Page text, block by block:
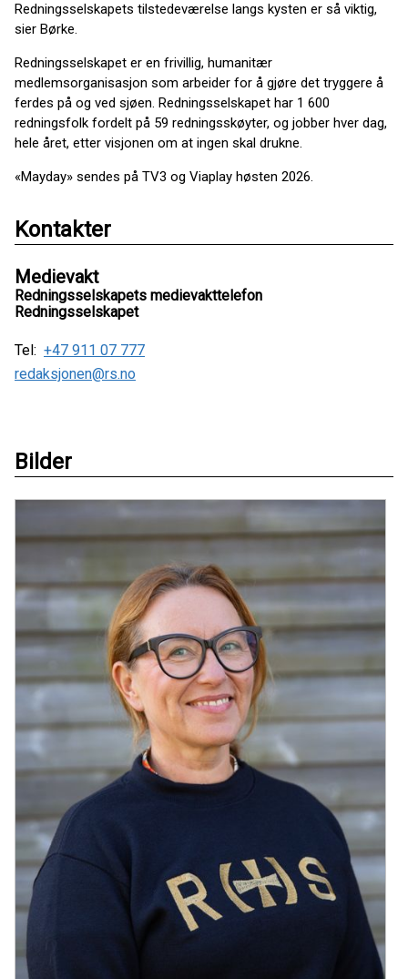
Redningsselskapets tilstedeværelse langs kysten er så viktig,
sier Børke.
Redningsselskapet er en frivillig, humanitær
medlemsorganisasjon som arbeider for å gjøre det tryggere å
ferdes på og ved sjøen. Redningsselskapet har 1 600
redningsfolk fordelt på 59 redningsskøyter, og jobber hver dag,
hele året, etter visjonen om at ingen skal drukne.
«Mayday» sendes på TV3 og Viaplay høsten 2026.
Kontakter
Medievakt
Redningsselskapets medievakttelefon
Redningsselskapet
Tel: +47 911 07 777
redaksjonen@rs.no
Bilder